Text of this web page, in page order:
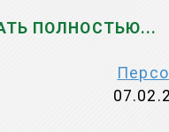
ПОЛНОСТЬЮ